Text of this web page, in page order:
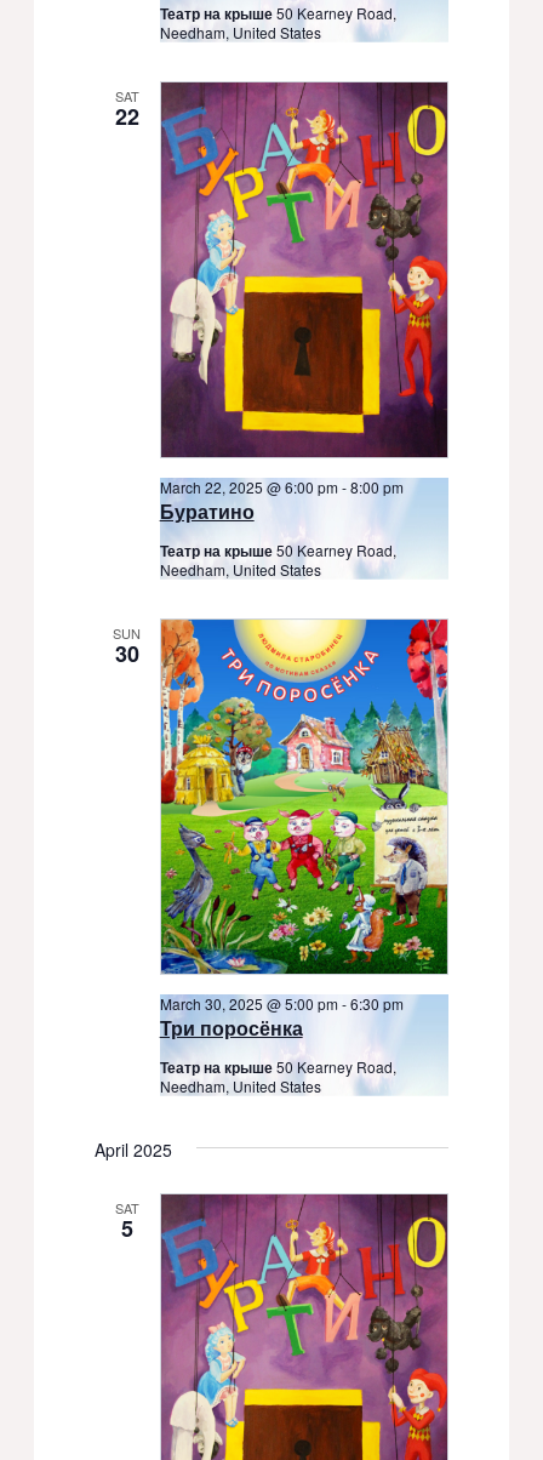
Театр на крыше50 Kearney Road,
Needham, United States
SAT
22
Буратино
March 22, 2025 @ 6:00 pm-8:00 pm
Театр на крыше50 Kearney Road,
Needham, United States
SUN
30
Три поросёнка
March 30, 2025 @ 5:00 pm-6:30 pm
Театр на крыше50 Kearney Road,
Needham, United States
April 2025
SAT
5